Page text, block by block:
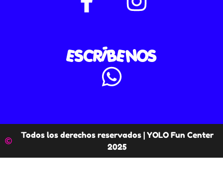
ESCRÍBENOS
Todos los derechos reservados | YOLO Fun Center
2025